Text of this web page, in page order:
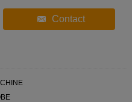
Contact